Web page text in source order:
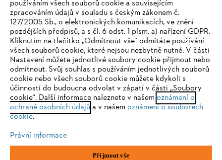
STIHL FAQ
Služby
Ochrana osobních údajů Právní doložka Cookies
IHR BROWSER WIRD NICHT
UNTERSTÜTZT
Sie nutzen einen Browser, den wir noch nicht unterstützen. Für
eine optimale Nutzung unserer Seite empfehlen wir Ihnen, zu
einem der folgenden Browser zu wechseln:
Firefox Chrome
používáním všech souborů cookie a souvisejícím
zpracováním údajů v souladu s českým zákonem č.
127/2005 Sb., o elektronických komunikacích, ve znění
pozdějších předpisů, a s čl. 6 odst. 1 písm. a) nařízení GDPR.
Kliknutím na tlačítko „Odmítnout vše“ odmítáte používání
všech souborů cookie, které nejsou nezbytně nutné. V části
Nastavení můžete jednotlivé soubory cookie přijmout nebo
odmítnout. Svůj souhlas s používáním jednotlivých souborů
cookie nebo všech souborů cookie můžete kdykoli s
účinností do budoucna odvolat v zápatí v části „Soubory
cookie“. Další informace naleznete v našem oznámení o
ochraně osobních údajůa v našem oznámení o souborech
cookie.
Právní informace
Přijmout vše